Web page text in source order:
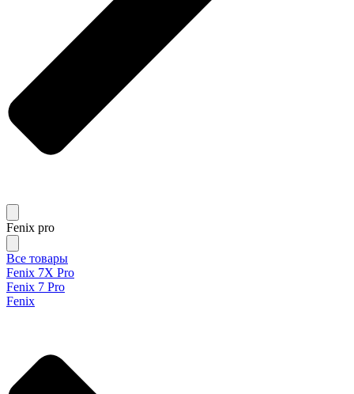
Fenix pro
Все товары
Fenix 7X Pro
Fenix 7 Pro
Fenix